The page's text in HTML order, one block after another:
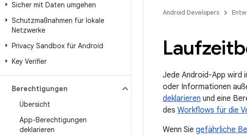
Sicher mit Daten umgehen
Schutzmaßnahmen für lokale
Netzwerke
Privacy Sandbox für Android
Key Verifier
Berechtigungen
Übersicht
App-Berechtigungen
deklarieren
Android Developers
Jede Android-App wird
oder Informationen
deklarieren und eine
des Workflows für die
Wenn Sie gefährliche